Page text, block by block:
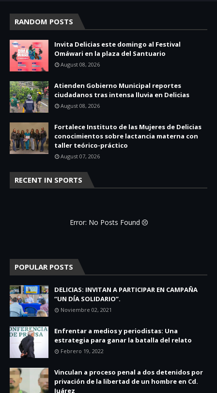
RANDOM POSTS
Invita Delicias este domingo al Festival
Omáwari en la plaza del Santuario
August 08, 2026
Atienden Gobierno Municipal reportes
ciudadanos tras intensa lluvia en Delicias
August 08, 2026
Fortalece Instituto de las Mujeres de Delicias
conocimientos sobre lactancia materna con
taller teórico-práctico
August 07, 2026
RECENT IN SPORTS
Error: No Posts Found
POPULAR POSTS
DELICIAS: INVITAN A PARTICIPAR EN CAMPAÑA
“UN DÍA SOLIDARIO”.
Noviembre 02, 2021
Enfrentar a medios y periodistas: Una
estrategia para ganar la batalla del relato
Febrero 19, 2022
Vinculan a proceso penal a dos detenidos por
privación de la libertad de un hombre en Cd.
Juárez